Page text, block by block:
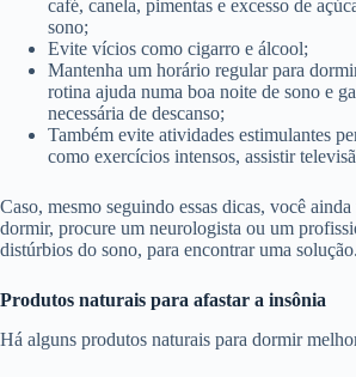
café, canela, pimentas e excesso de
sono;
Evite vícios como cigarro e álcool;
Mantenha um horário regular para
rotina ajuda numa boa noite de sono e
necessária de descanso;
Também evite atividades estimulantes
como exercícios intensos, assistir
Caso, mesmo seguindo essas dicas, você
dormir, procure um neurologista ou um
distúrbios do sono, para encontrar uma solução.
Produtos naturais para afastar a insônia
Há alguns produtos naturais para dormir